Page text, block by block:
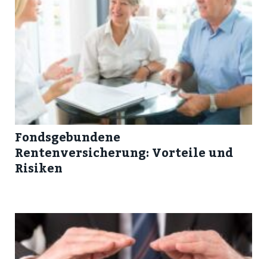
Fondsgebundene
Rentenversicherung: Vorteile und
Risiken